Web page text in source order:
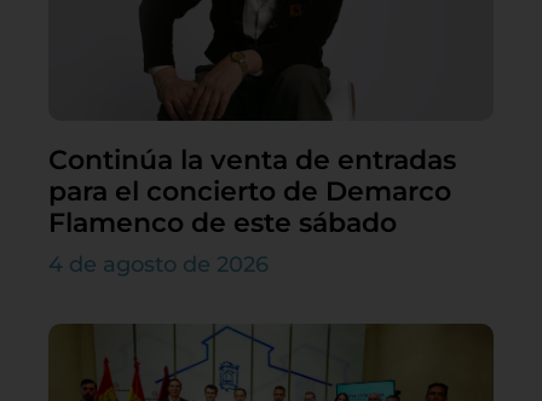
Continúa la venta de entradas
para el concierto de Demarco
Flamenco de este sábado
4 de agosto de 2026